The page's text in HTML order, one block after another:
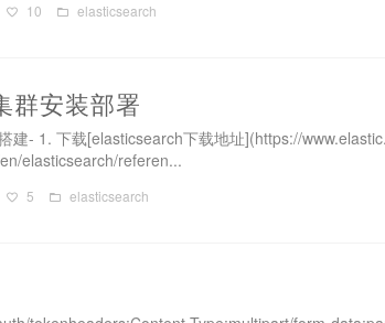
10 elasticsearch
群安装部署
建- 1. 下载[elasticsearch下载地址](https://
elasticsearch/referen...
5 elasticsearch